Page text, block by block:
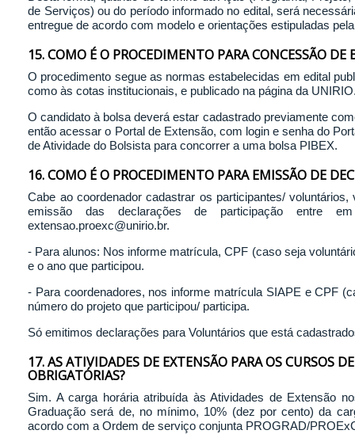
de Serviços) ou do período informado no edital, será
entregue de acordo com modelo e orientações estipuladas
15. COMO É O PROCEDIMENTO PARA CONCESSÃO DE
O procedimento segue as normas estabelecidas em edital
como às cotas institucionais, e publicado na página da
O candidato à bolsa deverá estar cadastrado previamente
então acessar o Portal de Extensão, com login e senha do
de Atividade do Bolsista para concorrer a uma bolsa PIBEX.
16. COMO É O PROCEDIMENTO PARA EMISSÃO DE
Cabe ao coordenador cadastrar os participantes/
emissão das declarações de participação entre
extensao.proexc@unirio.br.
- Para alunos: Nos informe matrícula, CPF (caso seja
e o ano que participou.
- Para coordenadores, nos informe matrícula SIAPE e CPF
número do projeto que participou/ participa.
Só emitimos declarações para Voluntários que está
17. AS ATIVIDADES DE EXTENSÃO PARA OS CURSOS
OBRIGATÓRIAS?
Sim. A carga horária atribuída às Atividades de Extensão
Graduação será de, no mínimo, 10% (dez por cento) da
acordo com a Ordem de serviço conjunta PROGRAD/